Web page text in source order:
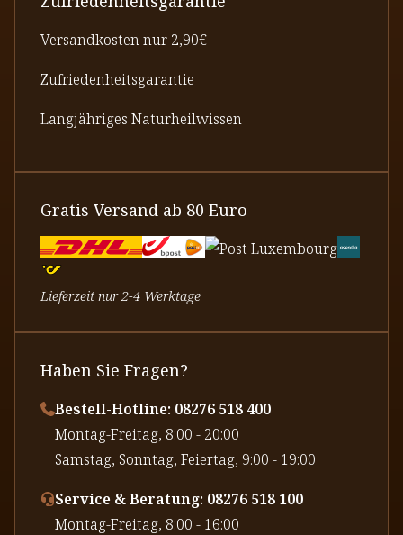
Versandkosten nur 2,90€
Zufriedenheitsgarantie
Langjähriges Naturheilwissen
Gratis Versand ab 80 Euro
Lieferzeit nur 2-4 Werktage
Haben Sie Fragen?
Bestell-Hotline: 08276 518 400
⁠Montag-Freitag, 8:00 - 20:00
⁠Samstag, Sonntag, Feiertag, 9:00 - 19:00
Service & Beratung: 08276 518 100
⁠Montag-Freitag, 8:00 - 16:00